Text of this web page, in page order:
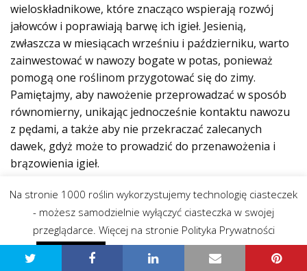
wieloskładnikowe, które znacząco wspierają rozwój
jałowców i poprawiają barwę ich igieł. Jesienią,
zwłaszcza w miesiącach wrześniu i październiku, warto
zainwestować w nawozy bogate w potas, ponieważ
pomogą one roślinom przygotować się do zimy.
Pamiętajmy, aby nawożenie przeprowadzać w sposób
równomierny, unikając jednocześnie kontaktu nawozu
z pędami, a także aby nie przekraczać zalecanych
dawek, gdyż może to prowadzić do przenawożenia i
brązowienia igieł.
Odpowiednie nawożenie jałowców jest
kluczem do ich zdrowego wzrostu.
Dzięki właściwej pielęgnacji możemy
cieszyć się pięknym i gęstym
Na stronie 1000 roślin wykorzystujemy technologię ciasteczek
- możesz samodzielnie wyłączyć ciasteczka w swojej
przeglądarce. Więcej na stronie Polityka Prywatności
Zgadzam się Polityka prywatności - przeczytaj